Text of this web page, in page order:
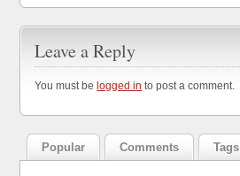
Leave a Reply
You must be logged in to post a comment.
Popular Comments Tags